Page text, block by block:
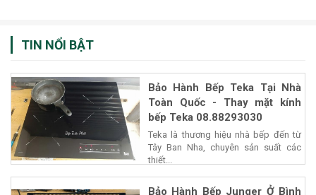
TIN NỔI BẬT
Bảo Hành Bếp Teka Tại Nhà
Toàn Quốc - Thay mặt kính
bếp Teka 08.88293030
Teka là thương hiệu nhà bếp đến từ
Tây Ban Nha, chuyên sản suất các
thiết...
Bảo Hành Bếp Junger Ở Bình